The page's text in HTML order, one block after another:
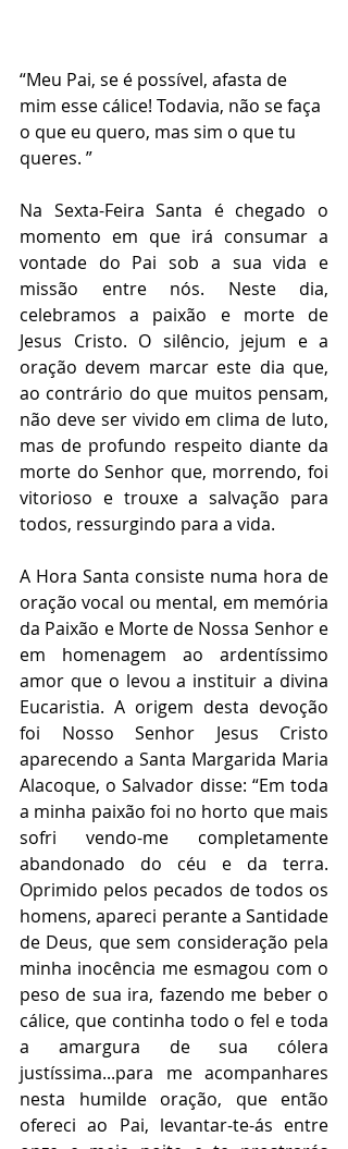
“Meu Pai, se é possível, afasta de
mim esse cálice! Todavia, não se faça
o que eu quero, mas sim o que tu
queres. ”
Na Sexta-Feira Santa é chegado o
momento em que irá consumar a
vontade do Pai sob a sua vida e
missão entre nós. Neste dia,
celebramos a paixão e morte de
Jesus Cristo. O silêncio, jejum e a
oração devem marcar este dia que,
ao contrário do que muitos pensam,
não deve ser vivido em clima de luto,
mas de profundo respeito diante da
morte do Senhor que, morrendo, foi
vitorioso e trouxe a salvação para
todos, ressurgindo para a vida.
A Hora Santa consiste numa hora de
oração vocal ou mental, em memória
da Paixão e Morte de Nossa Senhor e
em homenagem ao ardentíssimo
amor que o levou a instituir a divina
Eucaristia. A origem desta devoção
foi Nosso Senhor Jesus Cristo
aparecendo a Santa Margarida Maria
Alacoque, o Salvador disse: “Em toda
a minha paixão foi no horto que mais
sofri vendo-me completamente
abandonado do céu e da terra.
Oprimido pelos pecados de todos os
homens, apareci perante a Santidade
de Deus, que sem consideração pela
minha inocência me esmagou com o
peso de sua ira, fazendo me beber o
cálice, que continha todo o fel e toda
a amargura de sua cólera
justíssima...para me acompanhares
nesta humilde oração, que então
ofereci ao Pai, levantar-te-ás entre